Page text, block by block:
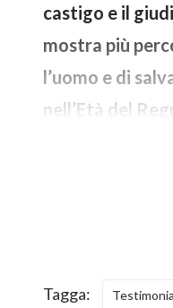
castigo e il
mostra più
l’uomo e di
nell’Età del
insegnare
parole
obbedire a
così come la
l’uomo rifiuta
Tagga: